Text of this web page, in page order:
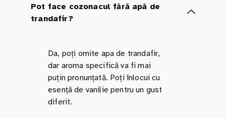
Pot face cozonacul fără apă de
trandafir?
Da, poți omite apa de trandafir,
dar aroma specifică va fi mai
puțin pronunțată. Poți înlocui cu
esență de vanilie pentru un gust
diferit.